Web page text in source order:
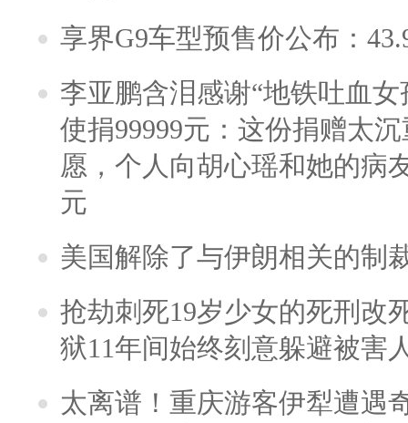
享界G9车型预售价公布：
李亚鹏含泪感谢“地铁吐血
使捐99999元：这份捐赠太
愿，个人向胡心瑶和她的病
元
美国解除了与伊朗相关的制
抢劫刺死19岁少女的死刑改
狱11年间始终刻意躲避被害
太离谱！重庆游客伊犁遭遇